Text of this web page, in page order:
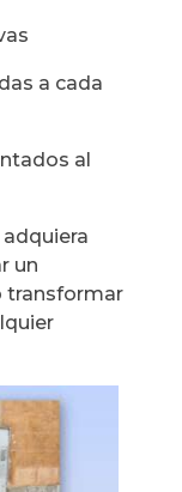
a cada
al
un
transformar